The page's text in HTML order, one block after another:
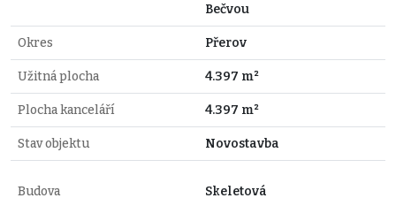
Bečvou
Okres Přerov
Užitná plocha 4.397 m²
Plocha kanceláří 4.397 m²
Stav objektu Novostavba
Budova Skeletová